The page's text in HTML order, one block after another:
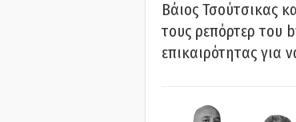
Βάιος Τσούτσικας
τους ρεπόρτερ του
επικαιρότητας για